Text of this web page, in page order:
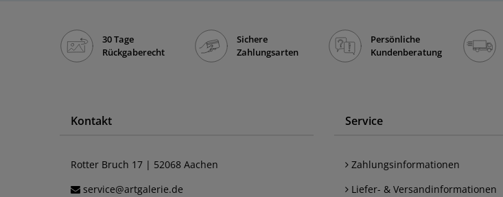
30 Tage
Rückgaberecht
Sichere
Zahlungsarten
Persönliche
Kundenberatung
Kontakt
Rotter Bruch 17 | 52068 Aachen
service@artgalerie.de
Service
Zahlungsinformationen
Liefer- & Versandinformationen